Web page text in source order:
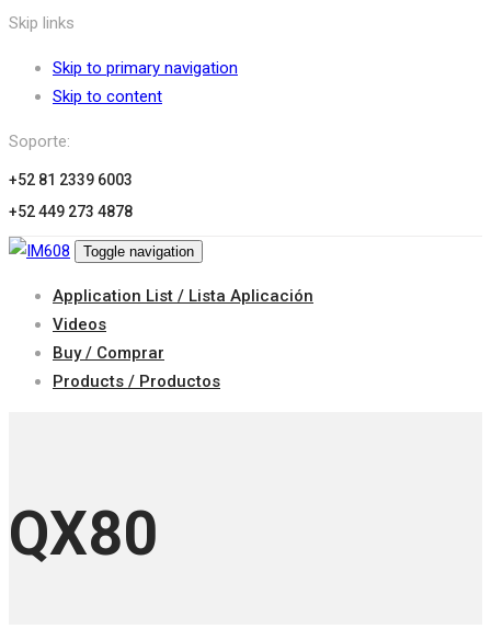
Skip links
Skip to primary navigation
Skip to content
Soporte:
+52 81 2339 6003
+52 449 273 4878
Toggle navigation
Application List / Lista Aplicación
Videos
Buy / Comprar
Products / Productos
QX80